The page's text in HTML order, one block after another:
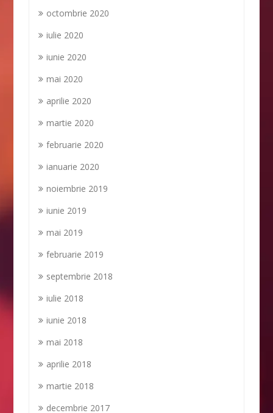
octombrie 2020
iulie 2020
iunie 2020
mai 2020
aprilie 2020
martie 2020
februarie 2020
ianuarie 2020
noiembrie 2019
iunie 2019
mai 2019
februarie 2019
septembrie 2018
iulie 2018
iunie 2018
mai 2018
aprilie 2018
martie 2018
decembrie 2017